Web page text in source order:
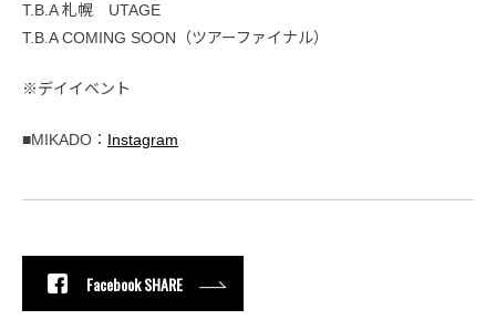
T.B.A 札幌 UTAGE
T.B.A COMING SOON（ツアーファイナル）
※デイイベント
■MIKADO： Instagram
Facebook SHARE